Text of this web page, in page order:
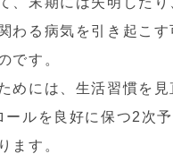
わる病気を引き起こ
です。
めには、生活習慣を
ルを良好に保つ2次
ます。